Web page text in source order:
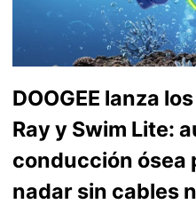
DOOGEE lanza
Ray y Swim Lite:
conducción ósea
nadar sin cables